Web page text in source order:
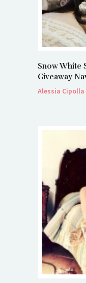
Snow White
Giveaway
Alessia Cipolla